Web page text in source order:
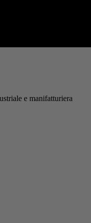
e manifatturiera